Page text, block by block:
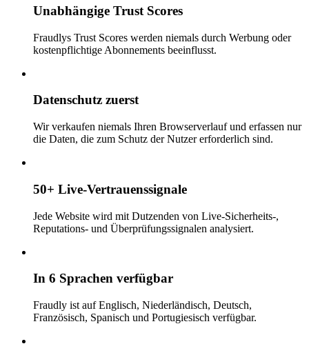
Unabhängige Trust Scores
Fraudlys Trust Scores werden niemals durch Werbung oder
kostenpflichtige Abonnements beeinflusst.
Datenschutz zuerst
Wir verkaufen niemals Ihren Browserverlauf und erfassen nur
die Daten, die zum Schutz der Nutzer erforderlich sind.
50+ Live-Vertrauenssignale
Jede Website wird mit Dutzenden von Live-Sicherheits-,
Reputations- und Überprüfungssignalen analysiert.
In 6 Sprachen verfügbar
Fraudly ist auf Englisch, Niederländisch, Deutsch,
Französisch, Spanisch und Portugiesisch verfügbar.